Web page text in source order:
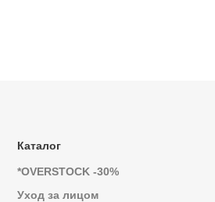
Каталог
*OVERSTOCK -30%
Уход за лицом